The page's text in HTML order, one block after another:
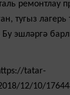
ремонтлау
тугыз лагерь
Бу эшләргә
tatar-
12/10/